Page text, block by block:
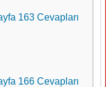
163 Cevapları
166 Cevapları